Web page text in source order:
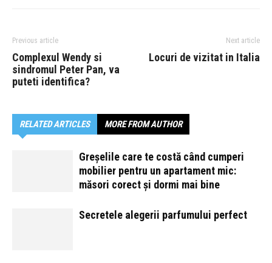
Previous article
Complexul Wendy si
sindromul Peter Pan, va
puteti identifica?
Next article
Locuri de vizitat in Italia
RELATED ARTICLES MORE FROM AUTHOR
Greșelile care te costă când cumperi
mobilier pentru un apartament mic:
măsori corect și dormi mai bine
Secretele alegerii parfumului perfect